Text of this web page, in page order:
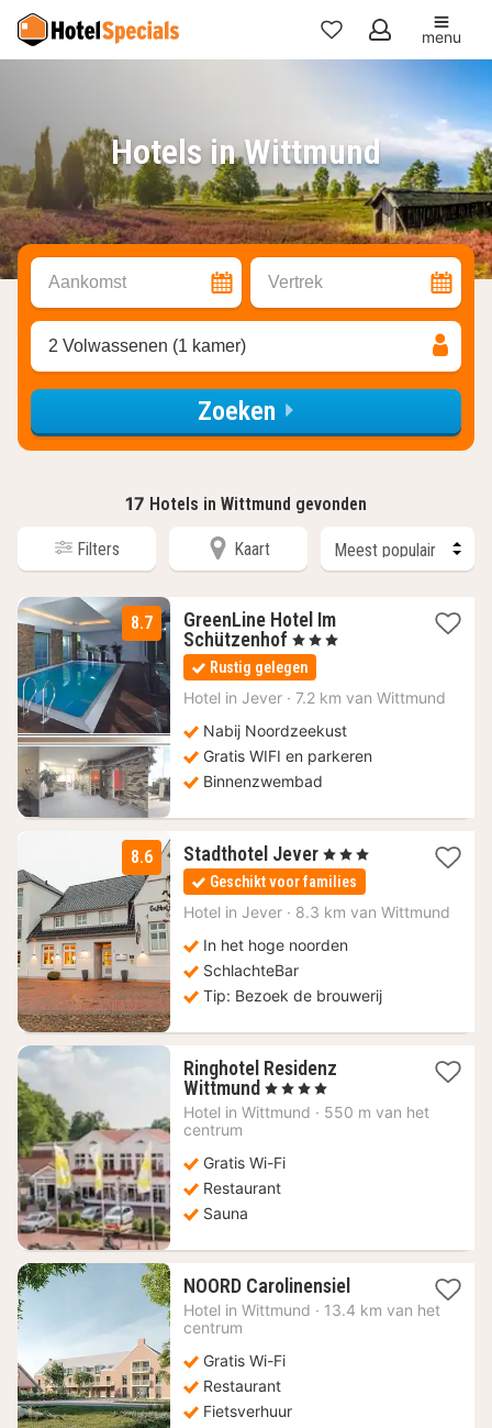
Mijn
favorieten
menu
Hotels in Wittmund
Aankomst Vertrek
2 Volwassenen (1 kamer)
Zoeken
17 Hotels in Wittmund gevonden
Filters Kaart
8.7
GreenLine Hotel Im
Schützenhof 1
nacht
vanaf
138,40
, 3 Sterren
Rustig gelegen
Hotel in Jever · 7.2 km van Wittmund
Nabij Noordzeekust
Gratis WIFI en parkeren
Binnenzwembad
8.6 Stadthotel Jever 2
nachten
vanaf
90,78
, 3 Sterren
Geschikt voor families
Hotel in Jever · 8.3 km van Wittmund
In het hoge noorden
SchlachteBar
Tip: Bezoek de brouwerij
Ringhotel Residenz
Wittmund 1
nacht
€
, 4 Sterren
Hotel in Wittmund · 550 m van het
centrum
Gratis Wi-Fi
Restaurant
Sauna
NOORD Carolinensiel1
nacht
Hotel in Wittmund · 13.4 km van het
centrum
Gratis Wi-Fi
Restaurant
Fietsverhuur